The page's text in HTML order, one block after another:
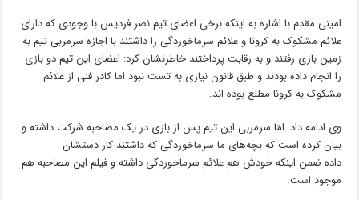
امینی مقدم با اشاره به اینکه برخی اعضای تیم نصر فردیس با وجودی که دارای
علائم مشکوک به کرونا و علائم سرماخوردگی را داشتند با اجازه سرمربی تیم به
زمین بازی رفتند و به رقابت پرداختند خاطرنشان کرد: اعضای این تیم دو بازی
را انجام داده بودند و طبق قانون نیازی به تست نبود اما کادر فنی از علائم
مشکوک به کرونا مطلع بوده اند.
وی ادامه داد: امّا سرمربی این تیم پس‌ از بازی در یک مصاحبه شرکت داشته‌ و
بیان کرده است که بچه‌های ما سرماخوردگی که داشتند کار دستشان
داده‌ ضمن اینکه خودش هم علائم سرماخوردگی داشته و فیلم این مصاحبه هم
موجود است.